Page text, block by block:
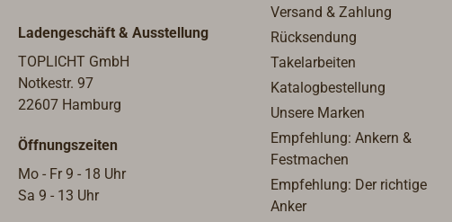
Ladengeschäft & Ausstellung
TOPLICHT GmbH
Notkestr. 97
22607 Hamburg
Öffnungszeiten
Mo - Fr 9 - 18 Uhr
Sa 9 - 13 Uhr
Versand & Zahlung
Rücksendung
Takelarbeiten
Katalogbestellung
Unsere Marken
Empfehlung: Ankern &
Festmachen
Empfehlung: Der richtige
Anker